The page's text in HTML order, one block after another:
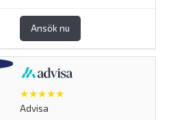
Ansök nu
★★★★★
Advisa